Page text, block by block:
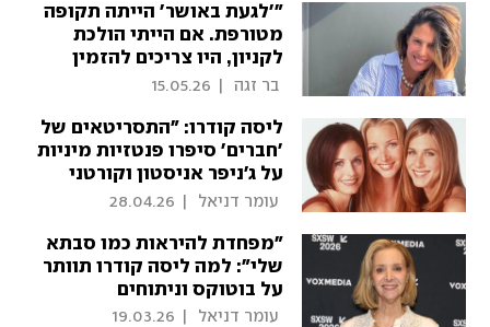
"'לגעת באושר' הייתה תקופה
מטורפת. אם הייתי הולכת
לקניון, היו צריכים להזמין
משטרה כדי להוציא אותי"
בר זגה 15.05.26
ליסה קודרו: "התסריטאים של
'חברים' סיפרו פנטזיות מיניות
על ג'ניפר אניסטון וקורטני
קוקס"
עומר דניאל 28.04.26
"מפחדת להיראות כמו סבתא
שלי": למה ליסה קודרו תוותר
על בוטוקס וניתוחים
פלסטיים?
עומר דניאל 19.03.26